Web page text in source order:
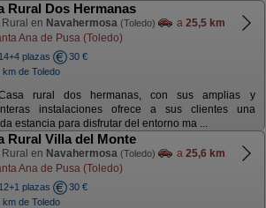
Rural Dos Hermanas
en Navahermosa (Toledo) a 25,5 km
Ana de Pusa (Toledo)
plazas
30 €
km de Toledo
rural dos hermanas, con sus amplias y
instalaciones ofrece a sus clientes una
estancia para disfrutar del entorno ma ...
Rural Villa del Monte
en Navahermosa (Toledo) a 25,6 km
Ana de Pusa (Toledo)
plazas
30 €
km de Toledo